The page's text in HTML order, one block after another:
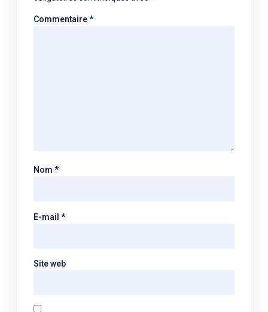
Commentaire*
Nom*
E-mail*
Site web